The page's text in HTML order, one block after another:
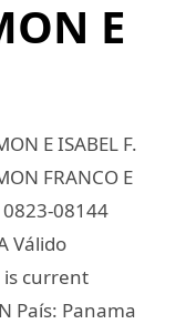
E
E ISABEL F.
FRANCO E
0823-08144
Válido
is current
País: Panama